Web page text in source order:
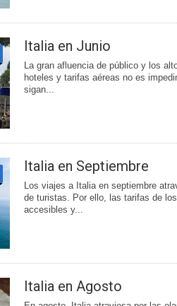
Italia en Junio
La gran afluencia de público y los
hoteles y tarifas aéreas no es
sigan...
Italia en Septiembre
Los viajes a Italia en septiembre
de turistas. Por ello, las tarifas de
accesibles y...
Italia en Agosto